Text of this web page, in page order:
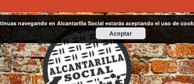
navegando en Alcantarilla Social estarás aceptando el uso de
Aceptar